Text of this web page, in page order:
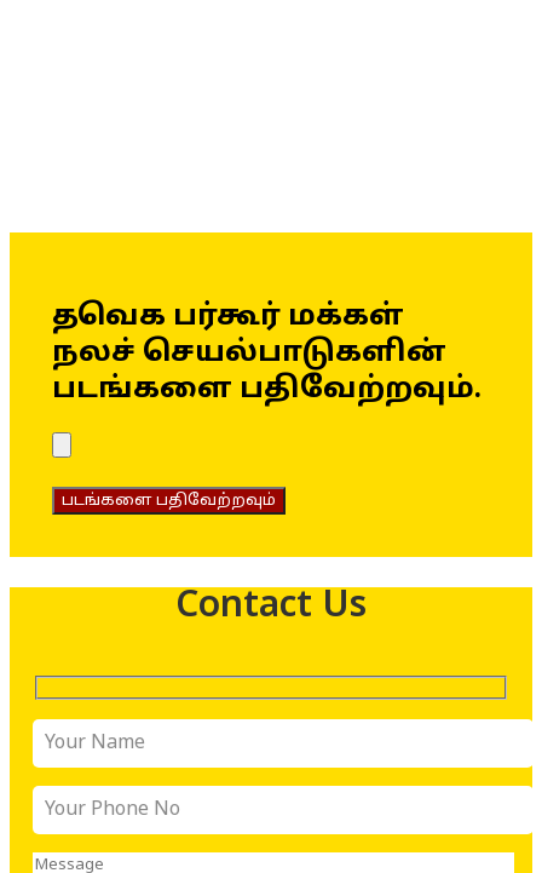
தவெக பர்கூர் மக்கள்
நலச் செயல்பாடுகளின்
படங்களை பதிவேற்றவும்.
படங்களை பதிவேற்றவும்
Contact Us